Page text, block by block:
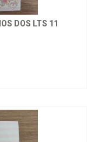
DOS LTS 11